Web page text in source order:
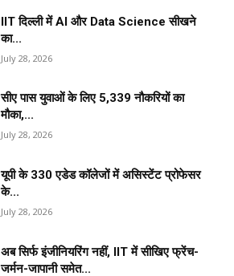
IIT दिल्ली में AI और Data Science सीखने
का...
July 28, 2026
सीए पास युवाओं के लिए 5,339 नौकरियों का
मौका,...
July 28, 2026
यूपी के 330 एडेड कॉलेजों में असिस्टेंट प्रोफेसर
के...
July 28, 2026
अब सिर्फ इंजीनियरिंग नहीं, IIT में सीखिए फ्रेंच-
जर्मन-जापानी समेत...